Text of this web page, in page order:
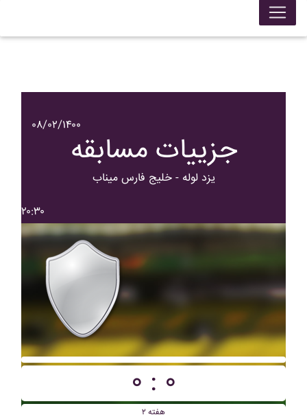
۰۸/۰۲/۱۴۰۰
جزییات مسابقه
يزد لوله - خليج فارس ميناب
۲۰:۳۰
۰ : ۰
هفته ۲